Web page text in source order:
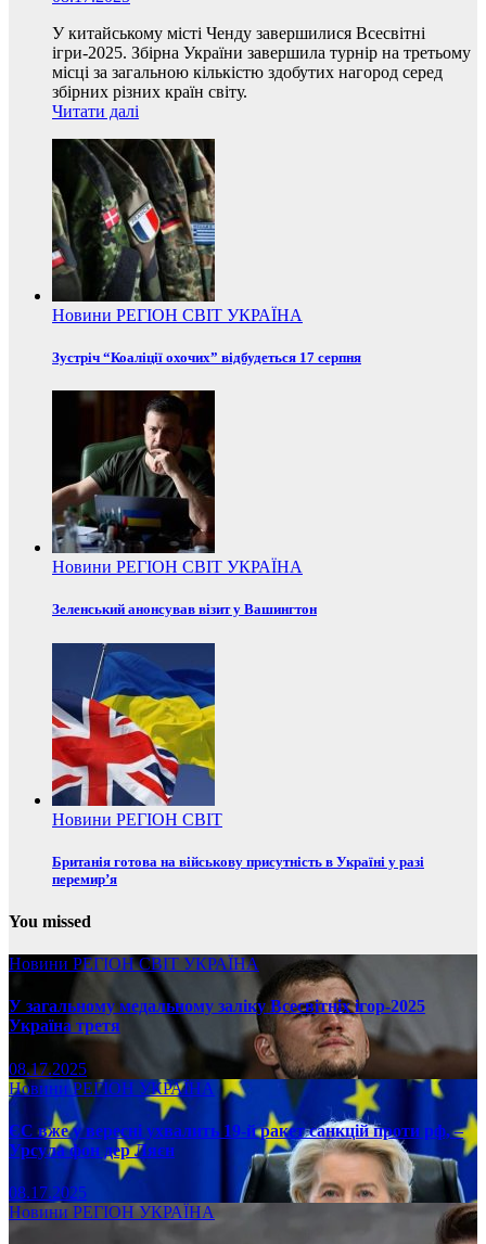
У китайському місті Ченду завершилися Всесвітні
ігри-2025. Збірна України завершила турнір на третьому
місці за загальною кількістю здобутих нагород серед
збірних різних країн світу.
Читати далі
Новини РЕГІОН СВІТ УКРАЇНА
Зустріч “Коаліції охочих” відбудеться 17 серпня
Новини РЕГІОН СВІТ УКРАЇНА
Зеленський анонсував візит у Вашингтон
Новини РЕГІОН СВІТ
Британія готова на військову присутність в Україні у разі
перемир’я
You missed
Новини РЕГІОНСВІТ УКРАЇНА
У загальному медальному заліку Всесвітніх ігор-2025
Україна третя
08.17.2025
НовиниРЕГІОН УКРАЇНА
ЄС вже у вересні ухвалить 19-й ракет санкцій проти рф, –
Урсула фон дер Ляєн
08.17.2025
Новини РЕГІОН УКРАЇНА